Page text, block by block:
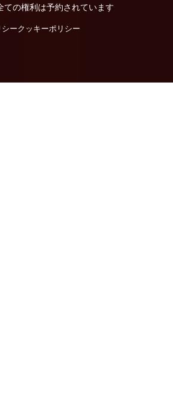
の権利は予約されています
ークッキーポリシー